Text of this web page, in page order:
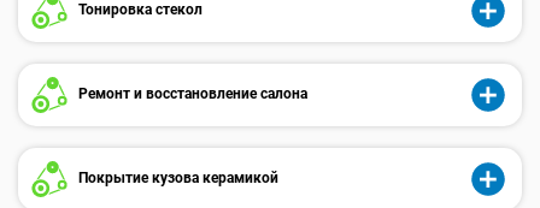
Тонировка стекол
Ремонт и восстановление салона
Покрытие кузова керамикой